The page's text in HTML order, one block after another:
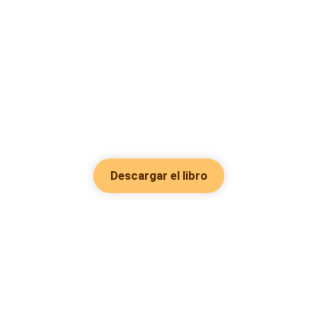
Descargar el libro